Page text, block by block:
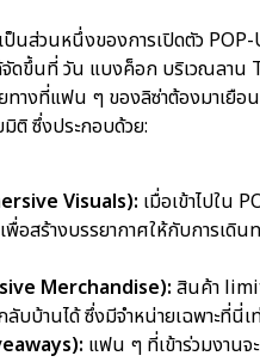
ป็นส่วนหนึ่งของการเปิดตัว
จัดขึ้นที่ วัน แบงค็อก บริเวณลา
ทางที่แฟน ๆ ของลิซ่าต้องมาเยื
ติ ซึ่งประกอบด้วย:
Visuals): เมื่อเข้าไปใน
อสร้างบรรยากาศให้กับการเดิ
Merchandise): สินค้า
บบ้านได้ ซึ่งมีจำหน่ายเฉพาะที่นี่เ
แฟน ๆ ที่เข้าร่วมงานจ